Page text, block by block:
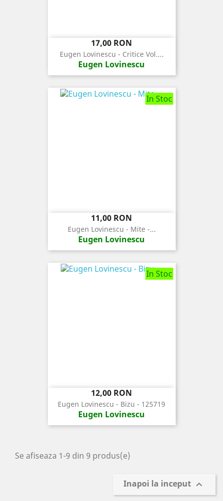
Pret
17,00 RON
Eugen Lovinescu - Critice Vol....
Eugen Lovinescu
In Stoc
Pret
11,00 RON
Eugen Lovinescu - Mite -...
Eugen Lovinescu
In Stoc
Pret
12,00 RON
Eugen Lovinescu - Bizu - 125719
Eugen Lovinescu
Se afiseaza 1-9 din 9 produs(e)
Inapoi la inceput 